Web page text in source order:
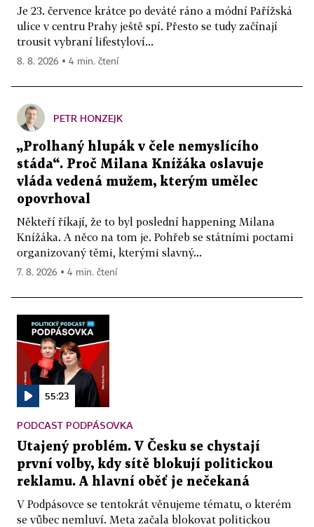
Je 23. července krátce po deváté ráno a módní Pařížská
ulice v centru Prahy ještě spí. Přesto se tudy začínají
trousit vybraní lifestyloví...
8. 8. 2026 ▪ 4 min. čtení
PETR HONZEJK
„Prolhaný hlupák v čele nemyslícího
stáda“. Proč Milana Knížáka oslavuje
vláda vedená mužem, kterým umělec
opovrhoval
Někteří říkají, že to byl poslední happening Milana
Knížáka. A něco na tom je. Pohřeb se státními poctami
organizovaný těmi, kterými slavný...
7. 8. 2026 ▪ 4 min. čtení
55:23
PODCAST PODPÁSOVKA
Utajený problém. V Česku se chystají
první volby, kdy sítě blokují politickou
reklamu. A hlavní oběť je nečekaná
V Podpásovce se tentokrát věnujeme tématu, o kterém
se vůbec nemluví. Meta začala blokovat politickou